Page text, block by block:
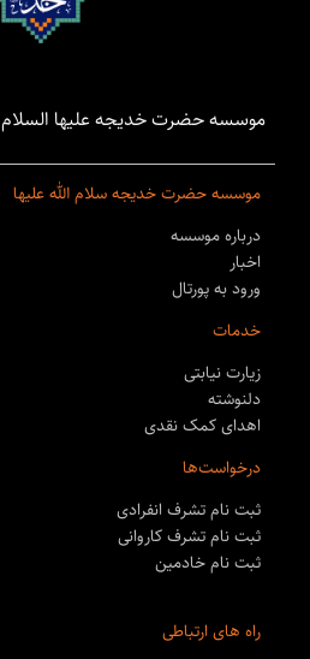
موسسه حضرت خدیجه علیها السلام
موسسه حضرت خدیجه سلام الله علیها
درباره موسسه
اخبار
ورود به پورتال
خدمات
زیارت نیابتی
دلنوشته
اهدای کمک نقدی
درخواست‌ها
ثبت نام تشرف انفرادی
ثبت نام تشرف کاروانی
ثبت نام خادمین
راه های ارتباطی